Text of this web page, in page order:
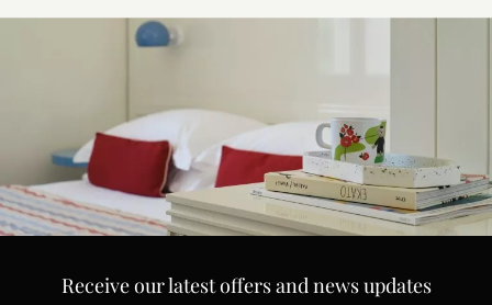
Receive our latest offers and news updates